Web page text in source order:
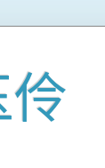
伶